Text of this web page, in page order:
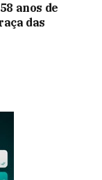
anos de
das